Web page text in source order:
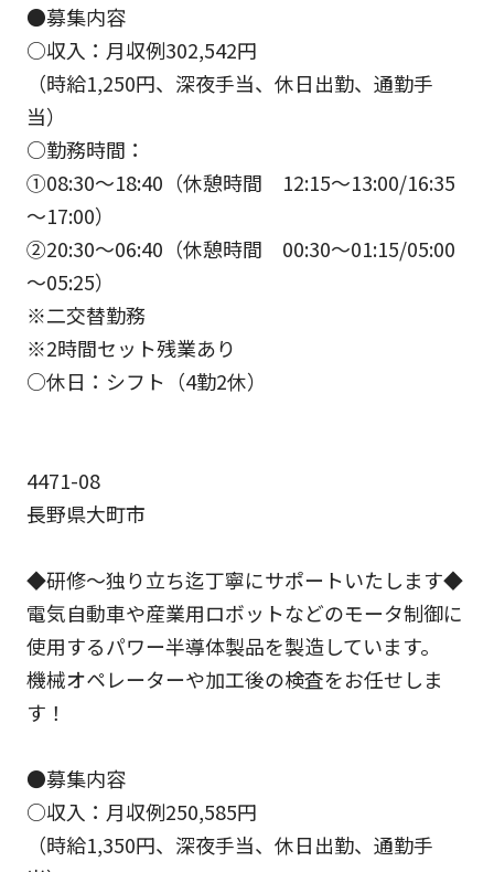
●募集内容
○収入：月収例302,542円
（時給1,250円、深夜手当、休日出勤、通勤手
当）
○勤務時間：
①08:30～18:40（休憩時間 12:15～13:00/16:35
～17:00）
②20:30～06:40（休憩時間 00:30～01:15/05:00
～05:25）
※二交替勤務
※2時間セット残業あり
○休日：シフト（4勤2休）
4471-08
長野県大町市
◆研修～独り立ち迄丁寧にサポートいたします◆
電気自動車や産業用ロボットなどのモータ制御に
使用するパワー半導体製品を製造しています。
機械オペレーターや加工後の検査をお任せしま
す！
●募集内容
○収入：月収例250,585円
（時給1,350円、深夜手当、休日出勤、通勤手